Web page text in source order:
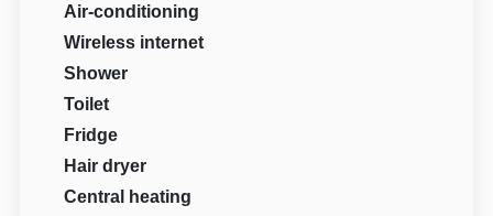
Air-conditioning
Wireless internet
Shower
Toilet
Fridge
Hair dryer
Central heating